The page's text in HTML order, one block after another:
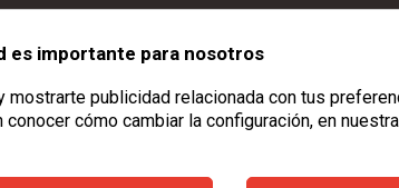
es importante para nosotros
publicidad relacionada con tus
cómo cambiar la configuración, en nuestra